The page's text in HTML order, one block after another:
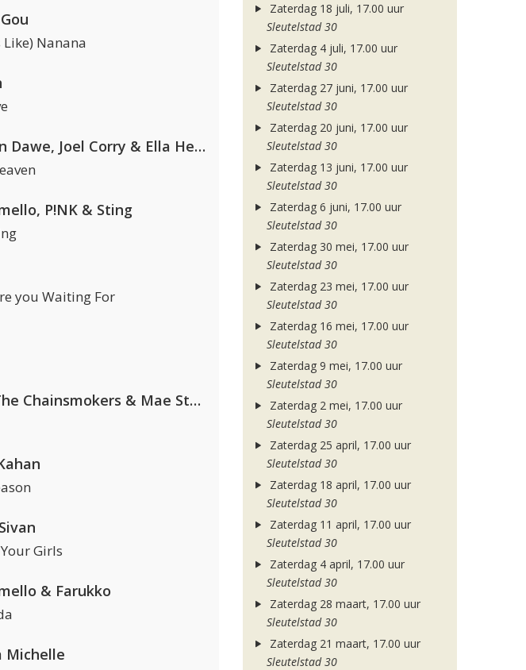
Like) Nanana
Nathan Dawe, Joel Corry & Ella Henderson
P!NK & Sting
you Waiting For
Alok, The Chainsmokers & Mae Stephens
Girls
& Farukko
Michelle
Zaterdag 18 juli, 17.00 uur
Sleutelstad 30
Zaterdag 4 juli, 17.00 uur
Sleutelstad 30
Zaterdag 27 juni, 17.00 uur
Sleutelstad 30
Zaterdag 20 juni, 17.00 uur
Sleutelstad 30
Zaterdag 13 juni, 17.00 uur
Sleutelstad 30
Zaterdag 6 juni, 17.00 uur
Sleutelstad 30
Zaterdag 30 mei, 17.00 uur
Sleutelstad 30
Zaterdag 23 mei, 17.00 uur
Sleutelstad 30
Zaterdag 16 mei, 17.00 uur
Sleutelstad 30
Zaterdag 9 mei, 17.00 uur
Sleutelstad 30
Zaterdag 2 mei, 17.00 uur
Sleutelstad 30
Zaterdag 25 april, 17.00 uur
Sleutelstad 30
Zaterdag 18 april, 17.00 uur
Sleutelstad 30
Zaterdag 11 april, 17.00 uur
Sleutelstad 30
Zaterdag 4 april, 17.00 uur
Sleutelstad 30
Zaterdag 28 maart, 17.00 uur
Sleutelstad 30
Zaterdag 21 maart, 17.00 uur
Sleutelstad 30